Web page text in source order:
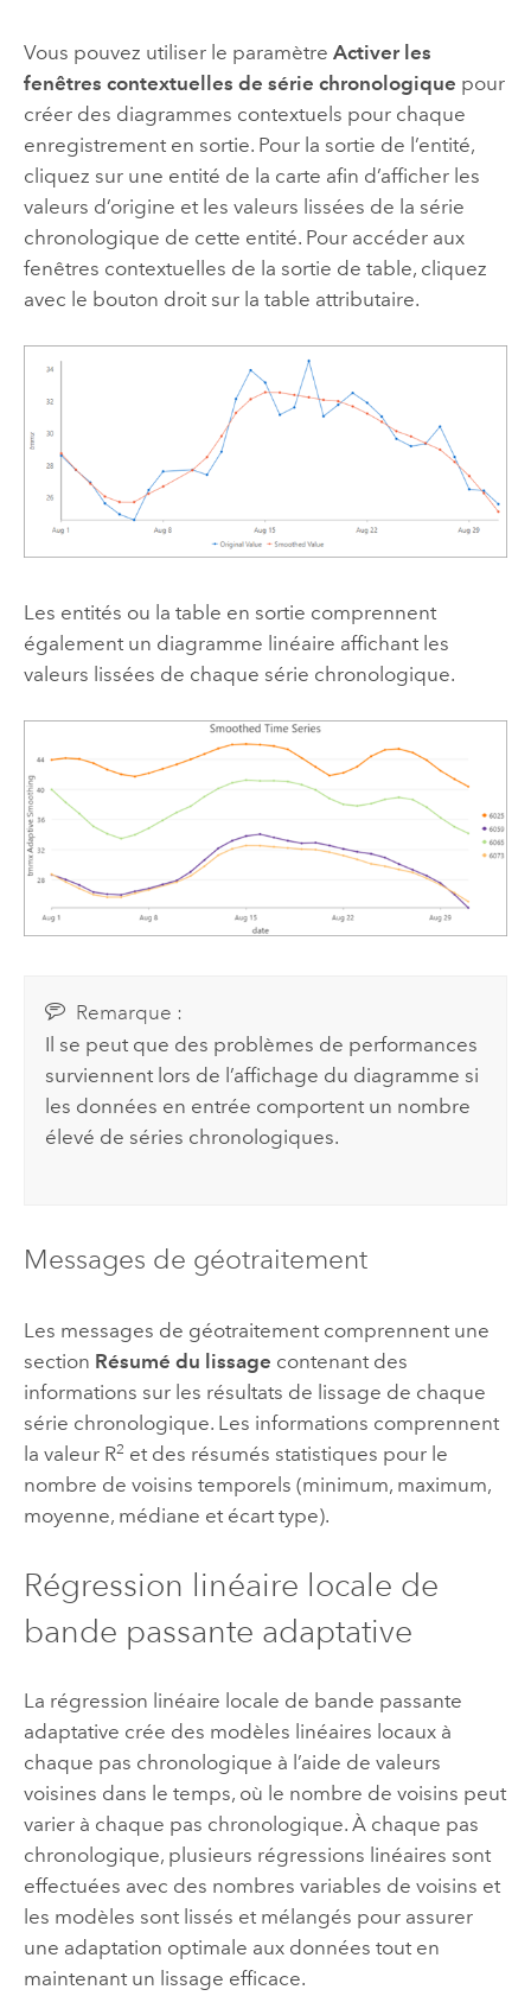
Vous pouvez utiliser le paramètre Activer les
fenêtres contextuelles de série chronologique pour
créer des diagrammes contextuels pour chaque
enregistrement en sortie. Pour la sortie de l’entité,
cliquez sur une entité de la carte afin d’afficher les
valeurs d’origine et les valeurs lissées de la série
chronologique de cette entité. Pour accéder aux
fenêtres contextuelles de la sortie de table, cliquez
avec le bouton droit sur la table attributaire.
Les entités ou la table en sortie comprennent
également un diagramme linéaire affichant les
valeurs lissées de chaque série chronologique.
Remarque :
Il se peut que des problèmes de performances
surviennent lors de l’affichage du diagramme si
les données en entrée comportent un nombre
élevé de séries chronologiques.
Messages de géotraitement
Les messages de géotraitement comprennent une
section Résumé du lissage contenant des
informations sur les résultats de lissage de chaque
série chronologique. Les informations comprennent
la valeur R2 et des résumés statistiques pour le
nombre de voisins temporels (minimum, maximum,
moyenne, médiane et écart type).
Régression linéaire locale de
bande passante adaptative
La régression linéaire locale de bande passante
adaptative crée des modèles linéaires locaux à
chaque pas chronologique à l’aide de valeurs
voisines dans le temps, où le nombre de voisins peut
varier à chaque pas chronologique. À chaque pas
chronologique, plusieurs régressions linéaires sont
effectuées avec des nombres variables de voisins et
les modèles sont lissés et mélangés pour assurer
une adaptation optimale aux données tout en
maintenant un lissage efficace.